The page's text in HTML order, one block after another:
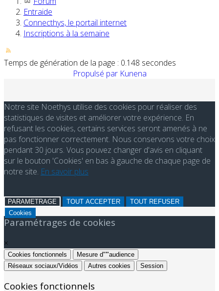
Entraide
Connecthys, le portail internet
Inscriptions à la semaine
Temps de génération de la page : 0.148 secondes
Propulsé par Kunena
Notre site Noethys utilise des cookies pour réaliser des
statistiques de visites et améliorer votre expérience. En
refusant les cookies, certains services seront amenés à ne
pas fonctionner correctement. Nous conservons votre choix
pendant 30 jours. Vous pouvez changer d'avis en cliquant
sur le bouton 'Cookies' en bas à gauche de chaque page de
notre site. En savoir plus
PARAMETRAGE TOUT ACCEPTER
TOUT REFUSER
Cookies
Paramétrages de cookies
×
Cookies fonctionnels
Mesure d"'"audience
Réseaux sociaux/Vidéos
Autres cookies Session
Cookies fonctionnels